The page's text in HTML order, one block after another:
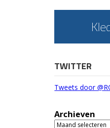
TWITTER
Tweets door
Archieven
Archieven